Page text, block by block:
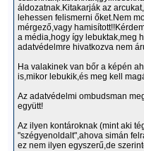
áldozatnak.Kitakarják az
lehessen felismerni őket.Nem
mérgező,vagy
a média,hogy így lebuktak,meg
adatvédelmre hivatkozva nem
Ha valakinek van bőr a képén
is,mikor lebukik,és meg kell
Az adatvédelmi ombudsman
együtt!
Az ilyen kontároknak (mint aki
"szégyenoldalt",ahova simán
ez nem ilyen egyszerű,de